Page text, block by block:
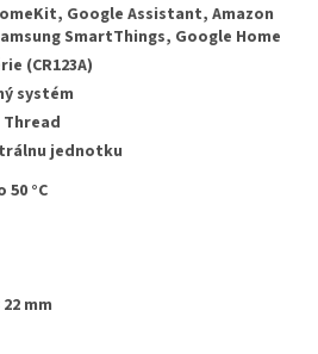
Google Assistant, Amazon
SmartThings, Google Home
(CR123A)
systém
jednotku
50 °C
22 mm